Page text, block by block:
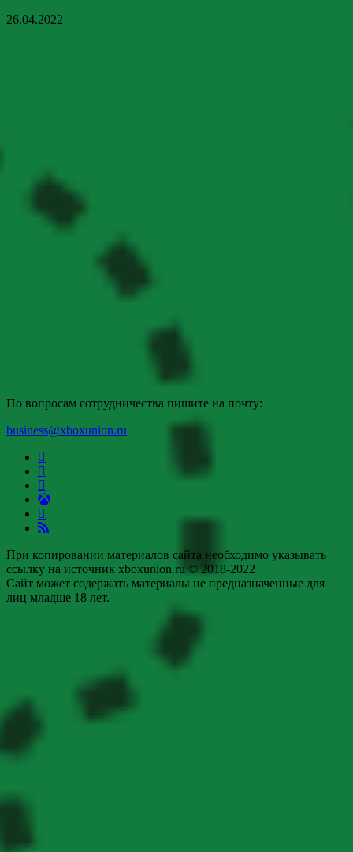
26.04.2022
По вопросам сотрудничества пишите на почту:
business@xboxunion.ru
При копировании материалов сайта необходимо указывать
ссылку на источник xboxunion.ru © 2018-2022
Сайт может содержать материалы не предназначенные для
лиц младше 18 лет.